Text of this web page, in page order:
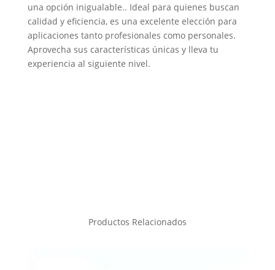
una opción inigualable.. Ideal para quienes buscan
calidad y eficiencia, es una excelente elección para
aplicaciones tanto profesionales como personales.
Aprovecha sus características únicas y lleva tu
experiencia al siguiente nivel.
Productos Relacionados